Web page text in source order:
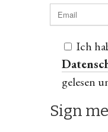
Ich
gelesen